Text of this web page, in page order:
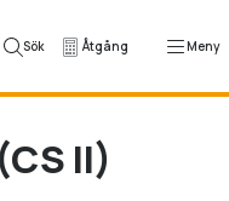
Sök Åtgång Meny
II)